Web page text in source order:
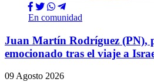
En comunidad
Juan Martín Rodríguez (PN),
emocionado tras el viaje a
09 Agosto 2026